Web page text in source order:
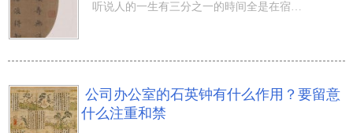
听说人的一生有三分之一的時间全是在宿舍床上渡过的，舒服的卧室床可以使我们更强的入睡，睡眠提高，歇息优
公司办公室的石英钟有什么作用？要留意
什么注重和禁